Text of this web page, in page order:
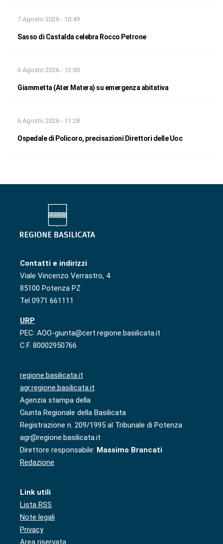
7 Agosto 2026 - 10:49
Sasso di Castalda celebra Rocco Petrone
6 Agosto 2026 - 12:00
Giammetta (Ater Matera) su emergenza abitativa
6 Agosto 2026 - 11:28
Ospedale di Policoro, precisazioni Direttori delle Uoc
Contatti e indirizzi
Viale Vincenzo Verrastro, 4
85100 Potenza PZ
Tel 0971 661111
URP
PEC: AOO-giunta@cert.regione.basilicata.it
C.F. 80002950766
regione.basilicata.it
agr.regione.basilicata.it
Agenzia stampa della
Giunta Regionale della Basilicata
Registrazione n. 209/1995 al Tribunale di Potenza
agr@regione.basilicata.it
Direttore responsabile: Massimo Brancati
Redazione
Link utili
Lista RSS
Note legali
Privacy